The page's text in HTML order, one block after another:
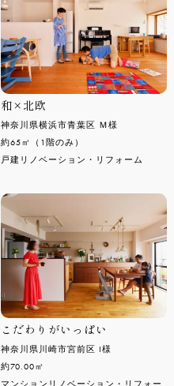
和×北欧
神奈川県横浜市青葉区 Ｍ様
約65㎡（1階のみ）
戸建リノベーション・リフォーム
こだわりがいっぱい
神奈川県川崎市宮前区 I様
約70.00㎡
マンションリノベーション・リフォー